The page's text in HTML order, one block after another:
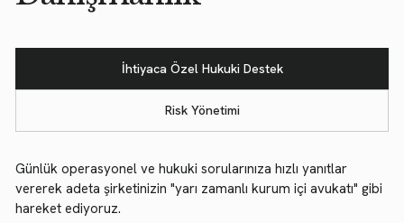
İhtiyaca Özel Hukuki Destek
Risk Yönetimi
Günlük operasyonel ve hukuki sorularınıza hızlı yanıtlar
vererek adeta şirketinizin "yarı zamanlı kurum içi avukatı" gibi
hareket ediyoruz.